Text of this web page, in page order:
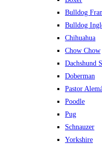
Bulldog
Bulldog
Chihuahua
Chow Chow
Dachshund
Doberman
Pastor
Poodle
Pug
Schnauzer
Yorkshire